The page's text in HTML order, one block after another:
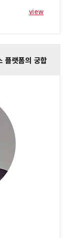
view
플랫폼의 궁합